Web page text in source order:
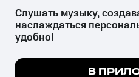
психотропных веществ, их
их незаконный оборот
Мы используем куки,
Слушать музыку,
наслаждаться
удобно!
В